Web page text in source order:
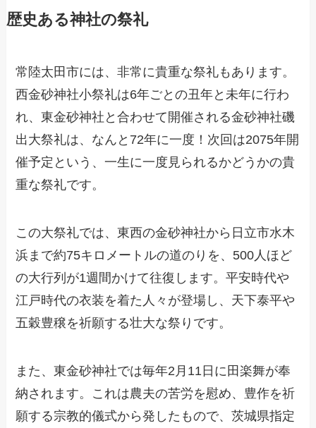
歴史ある神社の祭礼
常陸太田市には、非常に貴重な祭礼もあります。
西金砂神社小祭礼は6年ごとの丑年と未年に行わ
れ、東金砂神社と合わせて開催される金砂神社磯
出大祭礼は、なんと72年に一度！次回は2075年開
催予定という、一生に一度見られるかどうかの貴
重な祭礼です。
この大祭礼では、東西の金砂神社から日立市水木
浜まで約75キロメートルの道のりを、500人ほど
の大行列が1週間かけて往復します。平安時代や
江戸時代の衣装を着た人々が登場し、天下泰平や
五穀豊穣を祈願する壮大な祭りです。
また、東金砂神社では毎年2月11日に田楽舞が奉
納されます。これは農夫の苦労を慰め、豊作を祈
願する宗教的儀式から発したもので、茨城県指定